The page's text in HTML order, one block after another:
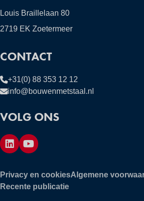
Louis Braillelaan 80
2719 EK Zoetermeer
CONTACT
+31(0) 88 353 12 12
info@bouwenmetstaal.nl
VOLG ONS
Privacy en cookiesAlgemene
Recente publicatie